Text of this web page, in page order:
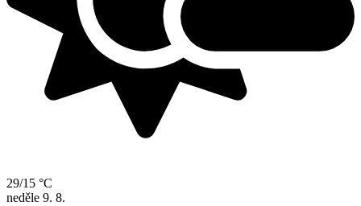
29/15 °C
neděle 9. 8.